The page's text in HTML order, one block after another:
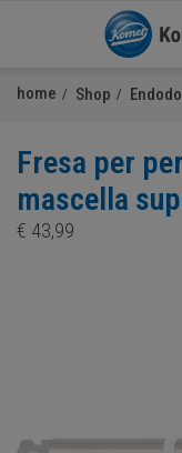
home Shop
Fresa per
mascella
€ 43,99